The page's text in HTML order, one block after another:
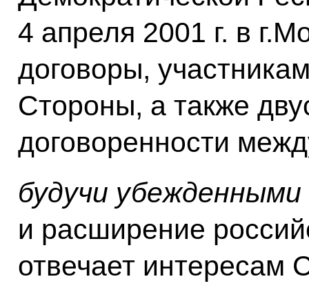
4 апреля 2001 г. в
договоры,
Стороны, а также
договоренности
будучи убежденными
и расширение
отвечает интересам